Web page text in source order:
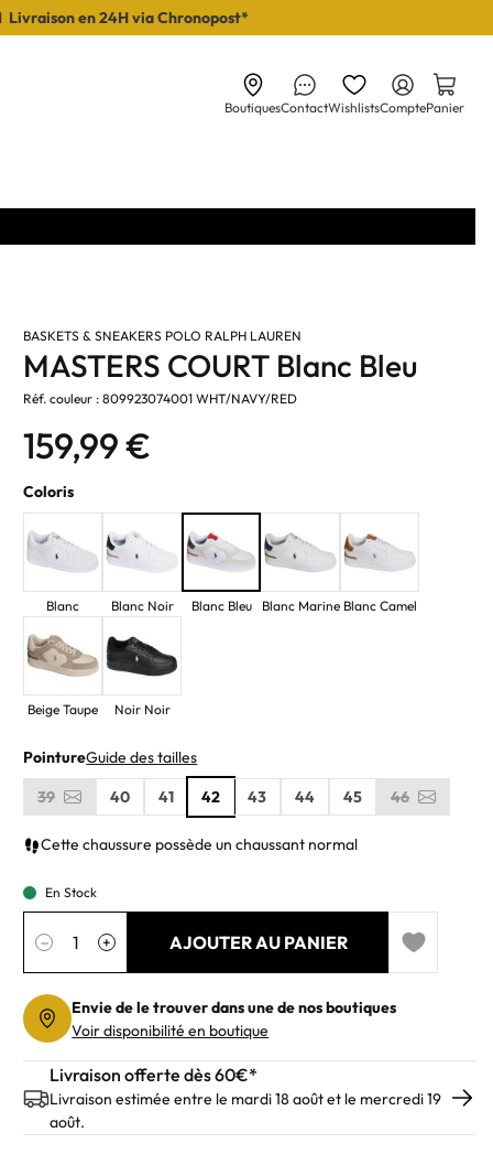
Livraison en 24H via Chronopost*
BoutiquesContactWishlistsComptePanier
BASKETS & SNEAKERS POLO RALPH LAUREN
MASTERS COURT Blanc Bleu
Réf. couleur : 809923074001 WHT/NAVY/RED
159,99 €
Coloris
Blanc Blanc Noir Blanc Bleu Blanc Marine Blanc Camel
Beige Taupe Noir Noir
PointureGuide des tailles
39
40 41 42 43 44 45 46
Cette chaussure possède un chaussant normal
En Stock
− +
AJOUTER AU PANIER
Add to
Envie de le trouver dans une de nos boutiques
Voir disponibilité en boutique
Livraison offerte dès 60€*
Livraison estimée entre le mardi 18 août et le mercredi 19
août.